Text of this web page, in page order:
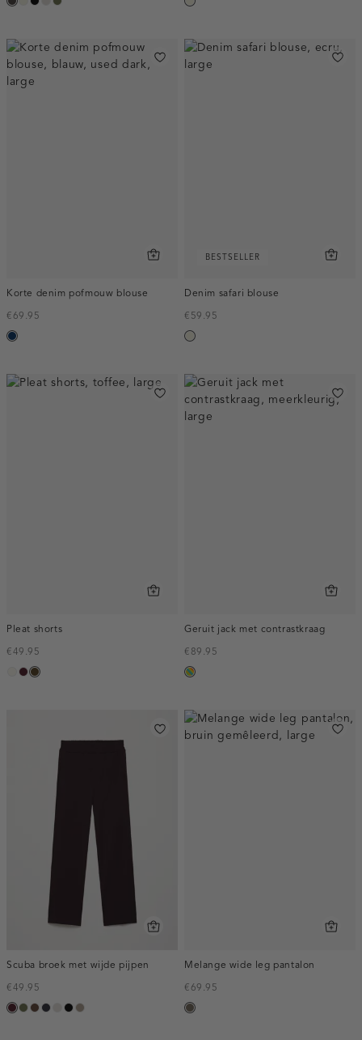
choco
Ivoor
zwarttaupe,
groen,
ecru
Korte denim pofmouw blouse
€69.95
blauw,
dark
BESTSELLER
Denim safari blouse
€59.95
ecru
Pleat shorts
€49.95
creme,
pruim,
toffee
Geruit jack met contrastkraag
€89.95
meerkleurig
Scuba broek met wijde pijpen
€49.95
pruim,
groen,
donkerbruin
blauw,
kitzwarttaupe,
Melange wide leg pantalon
€69.95
bruin